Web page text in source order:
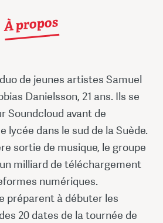
À propos
de jeunes artistes Samuel
Danielsson, 21 ans. Ils se
Soundcloud avant de
lycée dans le sud de la Suède.
sortie de musique, le groupe
milliard de téléchargement
numériques.
préparent à débuter les
20 dates de la tournée de